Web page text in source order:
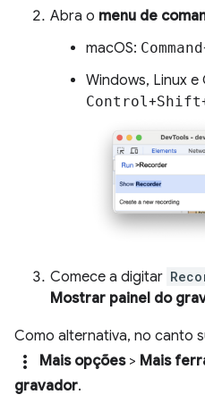
Abra o menu de
macOS: Command
Windows, Linux e
Control+Shift
Comece a digitar
Mostrar painel do
Como alternativa, no canto
more_vert Mais opções> Mais
gravador.